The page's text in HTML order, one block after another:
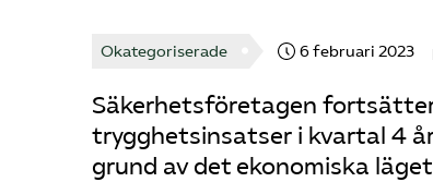
Okategoriserade 6 februari 2023
Säkerhetsföretagen
trygghetsinsatser i kvartal 4
grund av det ekonomiska